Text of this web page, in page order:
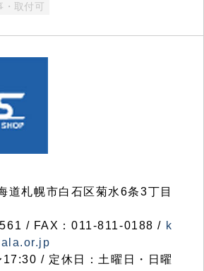
・取付可
札幌市白石区菊水6条3丁目
/ FAX：011-811-0188 / k
/ 定休日：土曜日・日曜